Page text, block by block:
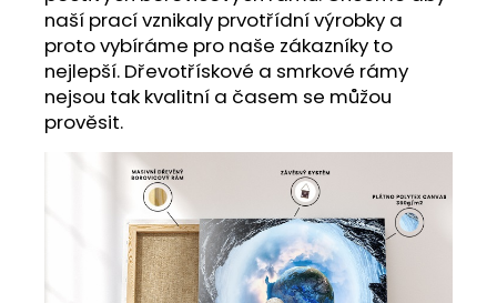
naší prací vznikaly prvotřídní výrobky a
proto vybíráme pro naše zákazníky to
nejlepší. Dřevotřískové a smrkové rámy
nejsou tak kvalitní a časem se můžou
prověsit.